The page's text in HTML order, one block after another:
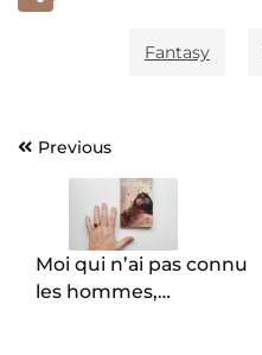
Fantasy
Navigation
l’article
Previous
Moi qui n’ai pas connu
les hommes,